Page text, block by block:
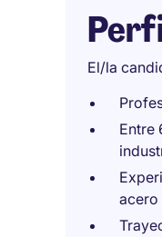
El/la
Entre
acero